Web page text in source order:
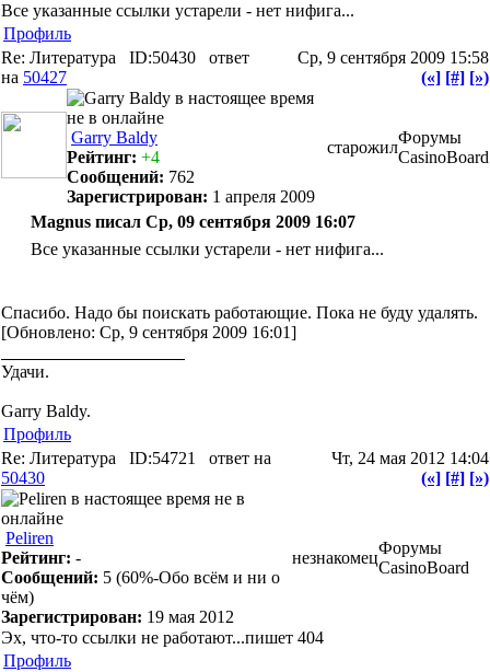
Все указанные ссылки устарели - нет нифига...
Профиль
Re: Литература
ID:50430 ответ
на 50427
Ср, 9 сентября 2009 15:58
(«] [#] [»)
Garry Baldy
Рейтинг: +4
Сообщений: 762
Зарегистрирован: 1 апреля 2009
старожил
Форумы
CasinoBoard
Magnus писал Ср, 09 сентября 2009 16:07
Все указанные ссылки устарели - нет нифига...
Спасибо. Надо бы поискать работающие. Пока не буду удалять.
[Обновлено: Ср, 9 сентября 2009 16:01]
Удачи.
Garry Baldy.
Профиль
Re: Литература
ID:54721
ответ на
50430
Чт, 24 мая 2012 14:04
(«] [#] [»)
Peliren
Рейтинг: -
Сообщений: 5 (60%-Обо всём и ни о
чём)
Зарегистрирован: 19 мая 2012
незнакомец
Форумы
CasinoBoard
Эх, что-то ссылки не работают...пишет 404
Профиль